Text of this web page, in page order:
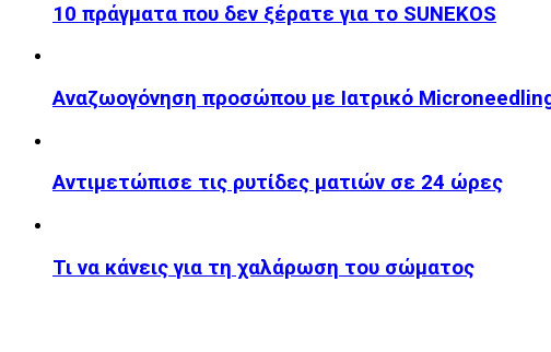
10 πράγματα που δεν ξέρατε για το SUNEKOS
Αναζωογόνηση προσώπου με Ιατρικό
Αντιμετώπισε τις ρυτίδες ματιών σε 24 ώρες
Τι να κάνεις για τη χαλάρωση του σώματος